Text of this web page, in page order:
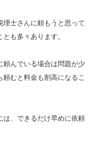
理士さんに頼もうと思って
も多々あります。
頼んでいる場合は問題が少
むと料金も割高になるこ
は、できるだけ早めに依頼